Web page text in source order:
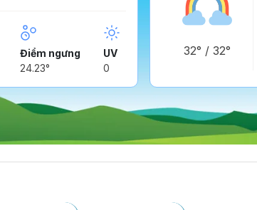
Điểm ngưng
24.23°
UV
0
32° / 32°